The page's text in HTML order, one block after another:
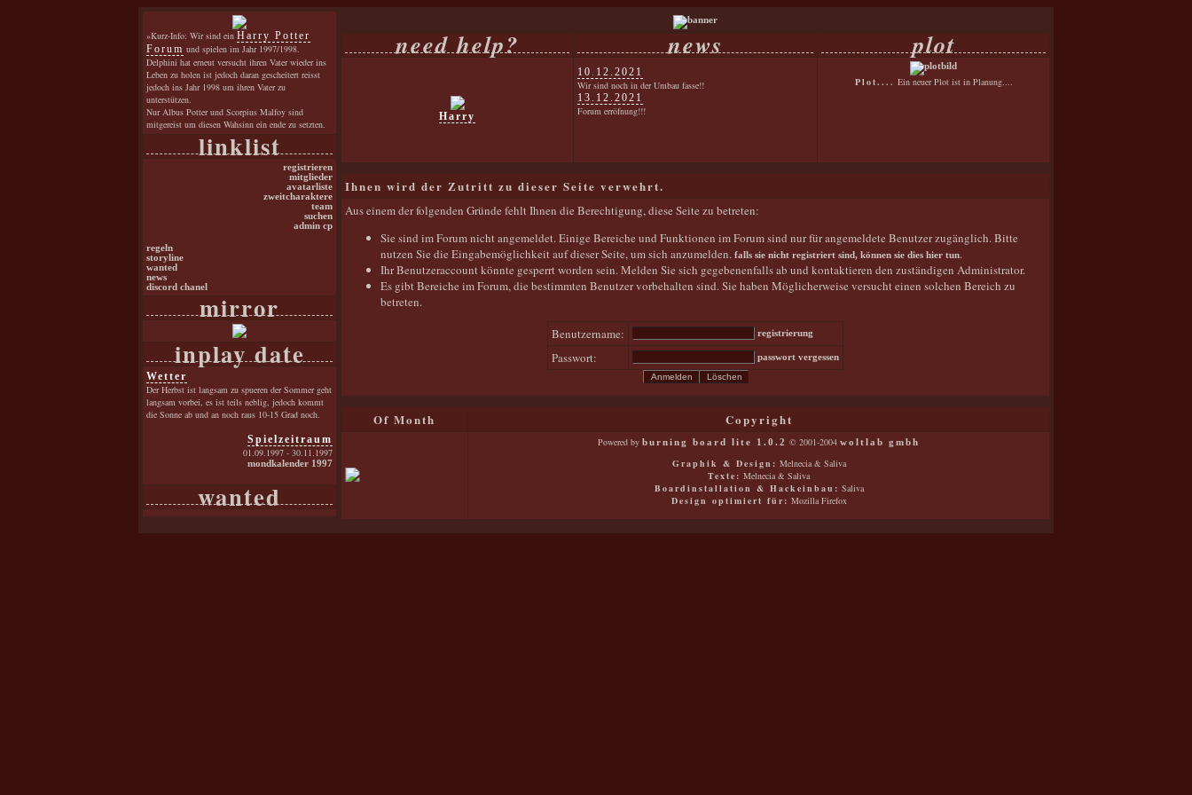
»Kurz-Info: Wir sind ein Harry Potter
Forum und spielen im Jahr 1997/1998.
Delphini hat erneut versucht ihren Vater wieder ins
Leben zu holen ist jedoch daran gescheitert reisst
jedoch ins Jahr 1998 um ihren Vater zu
unterstützen.
Nur Albus Potter und Scorpius Malfoy sind
mitgereist um diesen Wahsinn ein ende zu setzten.
linklist
registrieren
mitglieder
avatarliste
zweitcharaktere
team
suchen
admin cp
regeln
storyline
wanted
news
discord chanel
mirror
inplay date
Wetter
Der Herbst ist langsam zu spueren der Sommer geht
langsam vorbei, es ist teils neblig, jedoch kommt
die Sonne ab und an noch raus 10-15 Grad noch.
Spielzeitraum
01.09.1997 - 30.11.1997
mondkalender 1997
wanted
need help? news plot
Harry
10.12.2021
Wir sind noch in der Umbau fasse!!
13.12.2021
Forum erröfnung!!!
Plot.... Ein neuer Plot ist in Planung....
Ihnen wird der Zutritt zu dieser Seite verwehrt.
Aus einem der folgenden Gründe fehlt Ihnen die Berechtigung, diese Seite zu betreten:
Sie sind im Forum nicht angemeldet. Einige Bereiche und Funktionen im Forum sind nur für angemeldete Benutzer zugänglich. Bitte
nutzen Sie die Eingabemöglichkeit auf dieser Seite, um sich anzumelden. falls sie nicht registriert sind, können sie dies hier tun.
Ihr Benutzeraccount könnte gesperrt worden sein. Melden Sie sich gegebenenfalls ab und kontaktieren den zuständigen Administrator.
Es gibt Bereiche im Forum, die bestimmten Benutzer vorbehalten sind. Sie haben Möglicherweise versucht einen solchen Bereich zu
betreten.
Benutzername:
registrierung
Passwort: passwort vergessen
Of Month Copyright
Powered by burning board lite 1.0.2 © 2001-2004 woltlab gmbh
Graphik & Design: Melnecia & Saliva
Texte: Melnecia & Saliva
Boardinstallation & Hackeinbau: Saliva
Design optimiert für: Mozilla Firefox